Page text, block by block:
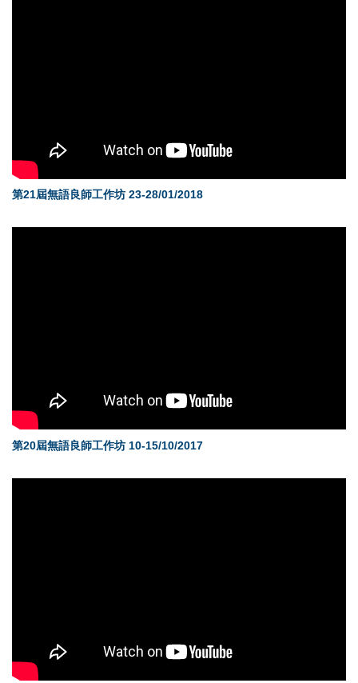
第21屆無語良師工作坊 23-28/01/2018
第20屆無語良師工作坊 10-15/10/2017